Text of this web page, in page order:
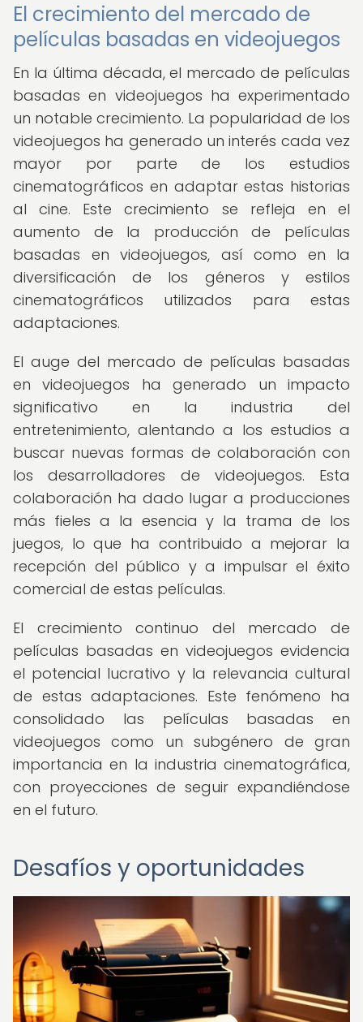
El crecimiento del mercado de
películas basadas en videojuegos
En la última década, el mercado de películas
basadas en videojuegos ha experimentado
un notable crecimiento. La popularidad de los
videojuegos ha generado un interés cada vez
mayor por parte de los estudios
cinematográficos en adaptar estas historias
al cine. Este crecimiento se refleja en el
aumento de la producción de películas
basadas en videojuegos, así como en la
diversificación de los géneros y estilos
cinematográficos utilizados para estas
adaptaciones.
El auge del mercado de películas basadas
en videojuegos ha generado un impacto
significativo en la industria del
entretenimiento, alentando a los estudios a
buscar nuevas formas de colaboración con
los desarrolladores de videojuegos. Esta
colaboración ha dado lugar a producciones
más fieles a la esencia y la trama de los
juegos, lo que ha contribuido a mejorar la
recepción del público y a impulsar el éxito
comercial de estas películas.
El crecimiento continuo del mercado de
películas basadas en videojuegos evidencia
el potencial lucrativo y la relevancia cultural
de estas adaptaciones. Este fenómeno ha
consolidado las películas basadas en
videojuegos como un subgénero de gran
importancia en la industria cinematográfica,
con proyecciones de seguir expandiéndose
en el futuro.
Desafíos y oportunidades